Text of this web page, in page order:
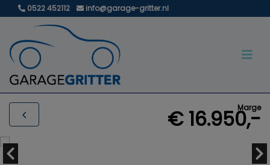
0522 452112 info@garage-gritter.nl
Marge
€ 16.950,-